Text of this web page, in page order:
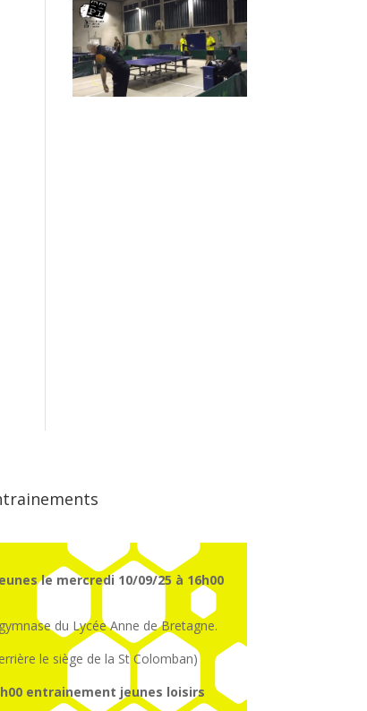
le mercredi 10/09/25 à 16h00
du Lycée Anne de Bretagne.
le siège de la St Colomban)
entrainement jeunes loisirs